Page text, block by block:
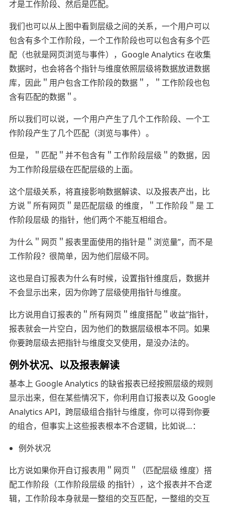
才是工作阶段、然后是匹配。
我们也可以从上图中看到层级之间的关系，一个用户可以
包含有多个工作阶段，一个工作阶段也可以包含有多个匹
配（也就是网页浏览与事件），Google Analytics 在收集
数据时，也会将各个指针与维度依照层级将数据放进数据
库，因此＂用户包含工作阶段的数据＂，＂工作阶段也包
含有匹配的数据＂。
所以我们可以说，一个用户产生了几个工作阶段、一个工
作阶段产生了几个匹配（浏览与事件）。
但是，＂匹配＂并不包含有＂工作阶段层级＂的数据，因
为工作阶段层级在匹配层级的上面。
这个层级关系，将直接影响数据解读、以及报表产出，比
方说＂所有网页＂是匹配层级 的维度，＂工作阶段＂是 工
作阶段层级 的指针，他们两个不能互相组合。
为什么＂网页＂报表里面使用的指针是＂浏览量”，而不是
工作阶段？很简单，因为他们层级不同。
这也是自订报表为什么有时候，设置指针维度后，数据并
不会显示出来，因为你跨了层级使用指针与维度。
比方说用自订报表的＂所有网页＂维度搭配＂收益”指针，
报表就会一片空白，因为他们的数据层级根本不同。如果
你要跨层级去把指针与维度交叉使用，是没办法的。
例外状况、以及报表解读
基本上 Google Analytics 的缺省报表已经按照层级的规则
显示出来，但在某些情况下，你利用自订报表以及 Google
Analytics API，跨层级组合指针与维度，你可以得到你要
的组合，但事实上这些报表根本不合逻辑，比如说…：
例外状况
比方说如果你开自订报表用＂网页＂（匹配层级 维度）搭
配工作阶段（工作阶段层级 的指针），这个报表并不合逻
辑，工作阶段本身就是一整组的交互匹配，一整组的交互